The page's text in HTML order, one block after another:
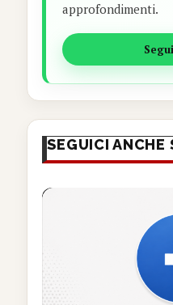
approfondimenti.
SEGUICI ANCHE